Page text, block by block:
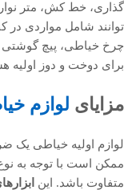
گذاری، خط کش، متر
توانند شامل مواردی در
چرخ خیاطی، پیچ
برای دوخت و دوز اولیه
مزایای لوازم
لوازم اولیه خیاطی
ممکن است با توجه به
متفاوت باشد. این